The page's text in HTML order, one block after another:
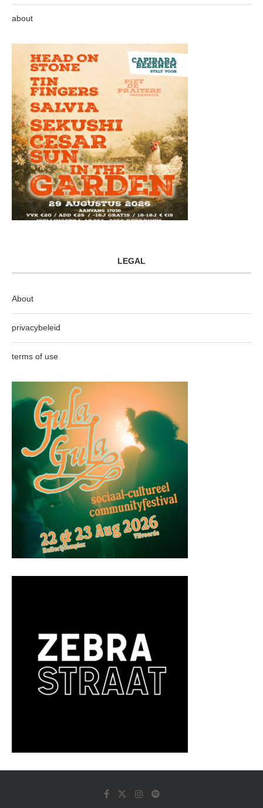
about
LEGAL
About
privacybeleid
terms of use